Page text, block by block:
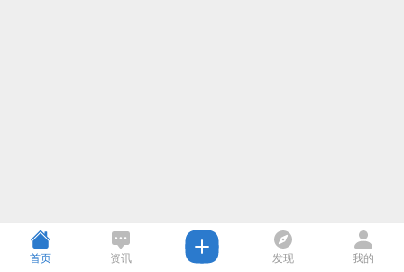
首页 资讯 发现 我的